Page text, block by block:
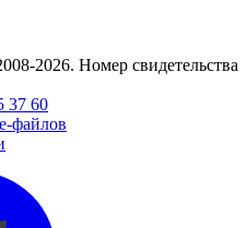
2026. Номер свидетельства
37 60
файлов